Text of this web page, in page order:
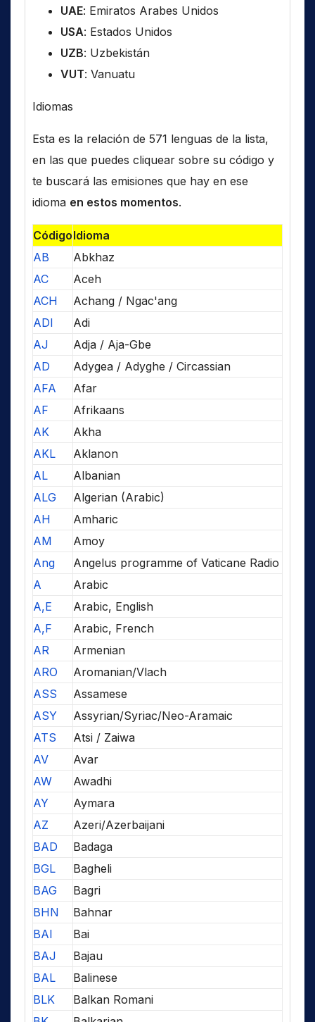
UAE: Emiratos Arabes Unidos
USA: Estados Unidos
UZB: Uzbekistán
VUT: Vanuatu
Idiomas
Esta es la relación de 571 lenguas de la lista,
en las que puedes cliquear sobre su código y
te buscará las emisiones que hay en ese
idioma en estos momentos.
CódigoIdioma
AB
Abkhaz
AC
Aceh
ACH
Achang / Ngac'ang
ADI
Adi
AJ
Adja / Aja-Gbe
AD
Adygea / Adyghe / Circassian
AFA
Afar
AF
Afrikaans
AK
Akha
AKL
Aklanon
AL
Albanian
ALG
Algerian (Arabic)
AH
Amharic
AM
Amoy
Ang
Angelus programme of Vaticane Radio
A
Arabic
A,E
Arabic, English
A,F
Arabic, French
AR
Armenian
ARO
Aromanian/Vlach
ASS
Assamese
ASY
Assyrian/Syriac/Neo-Aramaic
ATS
Atsi / Zaiwa
AV
Avar
AW
Awadhi
AY
Aymara
AZ
Azeri/Azerbaijani
BAD
Badaga
BGL
Bagheli
BAG
Bagri
BHN
Bahnar
BAI
Bai
BAJ
Bajau
BAL
Balinese
BLK
Balkan Romani